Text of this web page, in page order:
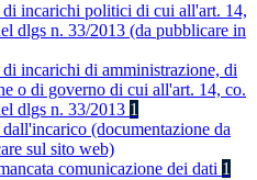
incarichi politici di cui all'art. 14,
dlgs n. 33/2013 (da pubblicare in
incarichi di amministrazione, di
o di governo di cui all'art. 14, co.
dlgs n. 33/2013 1
dall'incarico (documentazione da
sul sito web)
comunicazione dei dati 1